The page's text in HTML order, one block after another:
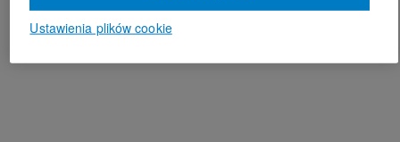
Ustawienia plików cookie